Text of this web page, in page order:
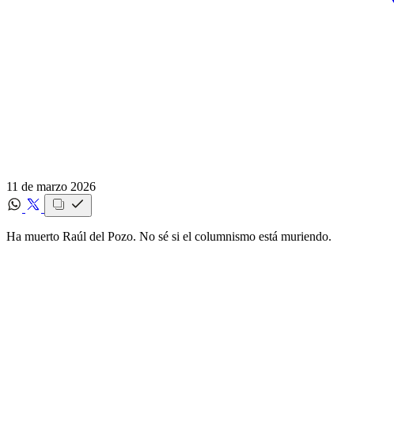
11 de marzo 2026
Ha muerto Raúl del Pozo. No sé si el columnismo está muriendo.